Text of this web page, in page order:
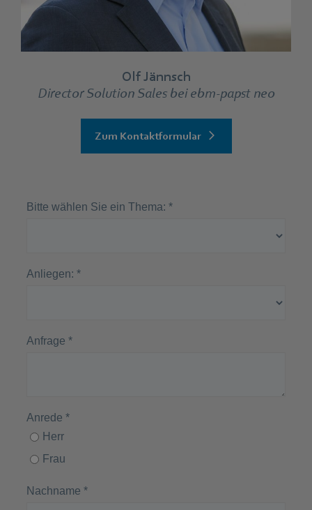
Olf Jännsch
Director Solution Sales bei ebm‑papst neo
Zum Kontaktformular